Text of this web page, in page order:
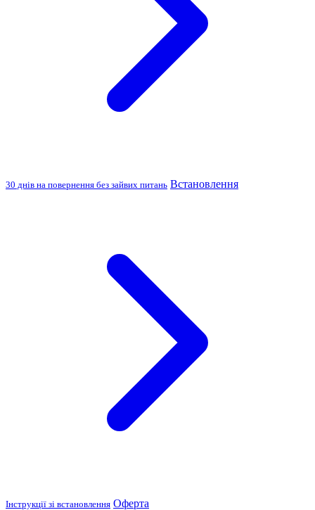
30 днів на повернення без зайвих питань Встановлення
Інструкції зі встановлення Оферта